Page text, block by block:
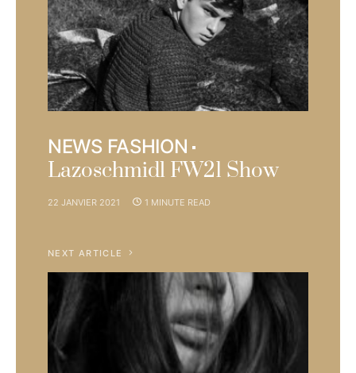
NEWS FASHION
Lazoschmidl FW21 Show
22 JANVIER 2021 1 MINUTE READ
NEXT ARTICLE